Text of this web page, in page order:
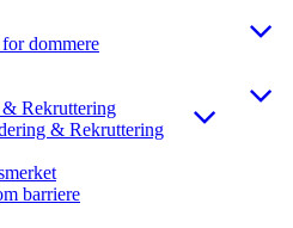
dommere
Rekruttering
& Rekruttering
barriere